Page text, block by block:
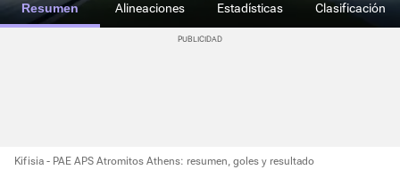
Resumen Alineaciones Estadísticas Clasificación
Kifisia - PAE APS Atromitos Athens: resumen, goles y resultado